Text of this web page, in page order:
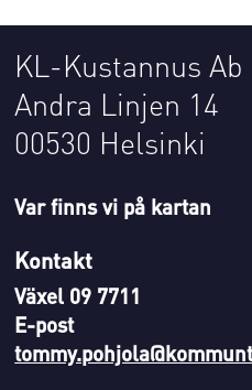
KL-Kustannus Ab
Andra Linjen 14
00530 Helsinki
Var finns vi på kartan
Kontakt
Växel 09 7711
E-post